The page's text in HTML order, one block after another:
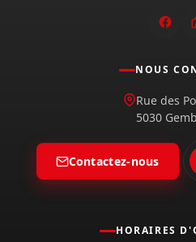
HORAIRES
NOUS
Rue des
5030
Contactez-nous